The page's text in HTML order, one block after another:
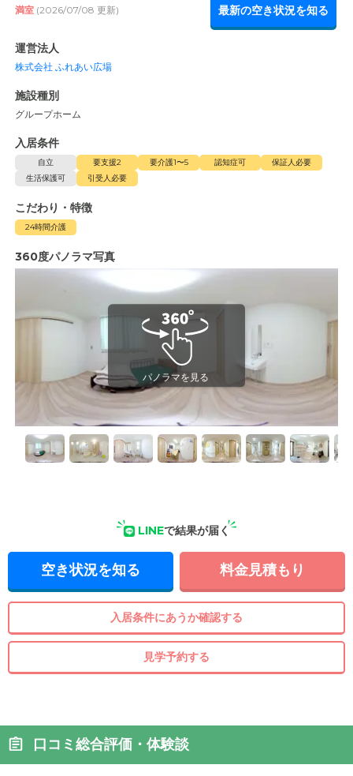
満室 (2026/07/08 更新) 最新の空き状況を知る
運営法人
株式会社 ふれあい広場
施設種別
グループホーム
入居条件
自立 要支援2 要介護1〜5 認知症可
保証人必要
生活保護可
引受人必要
こだわり・特徴
24時間介護
360度パノラマ写真
LINEで結果が届く
空き状況を知る 料金見積もり
入居条件にあうか確認する
見学予約する
口コミ総合評価・体験談